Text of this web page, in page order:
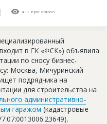
439 просмотров
в ГК «ФСК») объявила
по сносу бизнес-
Москва, Мичуринский
подрядчика на
для строительства на
административно-
гаражом (кадастровые